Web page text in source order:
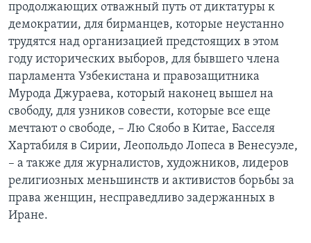
продолжающих отважный путь от диктатуры к
демократии, для бирманцев, которые неустанно
трудятся над организацией предстоящих в этом
году исторических выборов, для бывшего члена
парламента Узбекистана и правозащитника
Мурода Джураева, который наконец вышел на
свободу, для узников совести, которые все еще
мечтают о свободе, – Лю Сяобо в Китае, Басселя
Хартабиля в Сирии, Леопольдо Лопеса в Венесуэле,
– а также для журналистов, художников, лидеров
религиозных меньшинств и активистов борьбы за
права женщин, несправедливо задержанных в
Иране.